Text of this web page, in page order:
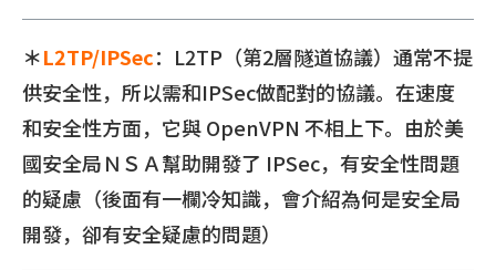
＊L2TP/IPSec：L2TP（第2層隧道協議）通常不提
供安全性，所以需和IPSec做配對的協議。在速度
和安全性方面，它與 OpenVPN 不相上下。由於美
國安全局ＮＳＡ幫助開發了 IPSec，有安全性問題
的疑慮（後面有一欄冷知識，會介紹為何是安全局
開發，卻有安全疑慮的問題）